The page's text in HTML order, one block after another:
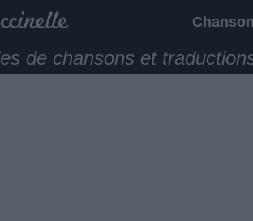
de chansons et